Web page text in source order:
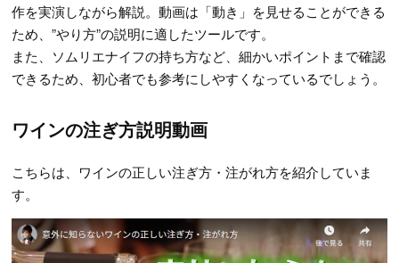
作を実演しながら解説。動画は「動き」を見せることができる
ため、”やり方”の説明に適したツールです。
また、ソムリエナイフの持ち方など、細かいポイントまで確認
できるため、初心者でも参考にしやすくなっているでしょう。
ワインの注ぎ方説明動画
こちらは、ワインの正しい注ぎ方・注がれ方を紹介していま
す。